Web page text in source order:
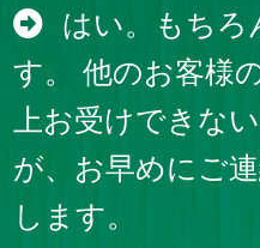
はい。もちろ
す。 他のお客様
上お受けできな
が、お早めにご
します。